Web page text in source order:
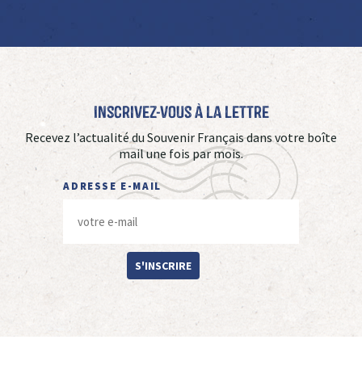
Inscrivez-vous à La Lettre
Recevez l’actualité du Souvenir Français dans votre boîte
mail une fois par mois.
ADRESSE E-MAIL
S'INSCRIRE